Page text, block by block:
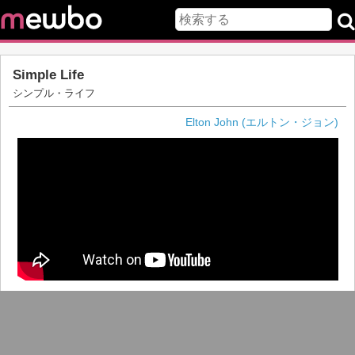
Simple Life
シンプル・ライフ
Elton John (エルトン・ジョン)